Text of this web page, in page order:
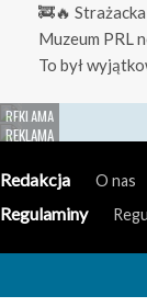
🚒🔥
Muzeum PRL
To był
Redakcja O nas
Regulaminy